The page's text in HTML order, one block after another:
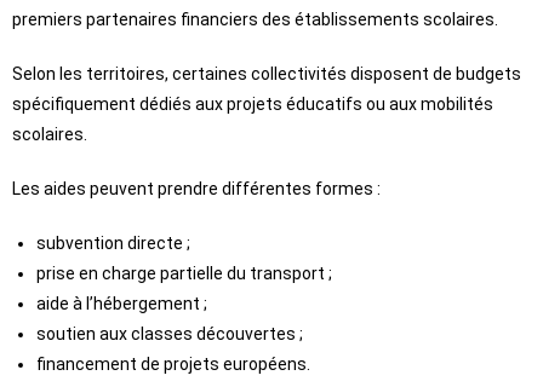
premiers partenaires financiers des établissements scolaires.
Selon les territoires, certaines collectivités disposent de budgets
spécifiquement dédiés aux projets éducatifs ou aux mobilités
scolaires.
Les aides peuvent prendre différentes formes :
subvention directe ;
prise en charge partielle du transport ;
aide à l’hébergement ;
soutien aux classes découvertes ;
financement de projets européens.